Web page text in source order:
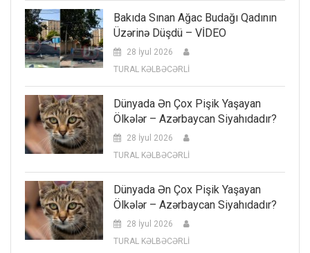
Bakıda Sınan Ağac Budağı Qadının
Üzərinə Düşdü – VİDEO
28 İyul 2026
TURAL KƏLBƏCƏRLİ
Dünyada Ən Çox Pişik Yaşayan
Ölkələr – Azərbaycan Siyahıdadır?
28 İyul 2026
TURAL KƏLBƏCƏRLİ
Dünyada Ən Çox Pişik Yaşayan
Ölkələr – Azərbaycan Siyahıdadır?
28 İyul 2026
TURAL KƏLBƏCƏRLİ